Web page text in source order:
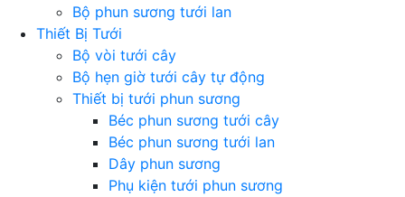
Bộ phun sương tưới lan
Thiết Bị Tưới
Bộ vòi tưới cây
Bộ hẹn giờ tưới cây tự động
Thiết bị tưới phun sương
Béc phun sương tưới cây
Béc phun sương tưới lan
Dây phun sương
Phụ kiện tưới phun sương